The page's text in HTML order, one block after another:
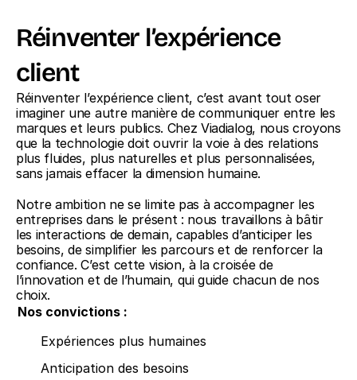
Réinventer l’expérience
client
Réinventer l’expérience client, c’est avant tout oser
imaginer une autre manière de communiquer entre les
marques et leurs publics. Chez Viadialog, nous croyons
que la technologie doit ouvrir la voie à des relations
plus fluides, plus naturelles et plus personnalisées,
sans jamais effacer la dimension humaine.
Notre ambition ne se limite pas à accompagner les
entreprises dans le présent : nous travaillons à bâtir
les interactions de demain, capables d’anticiper les
besoins, de simplifier les parcours et de renforcer la
confiance. C’est cette vision, à la croisée de
l’innovation et de l’humain, qui guide chacun de nos
choix.
Nos convictions :
Expériences plus humaines
Anticipation des besoins